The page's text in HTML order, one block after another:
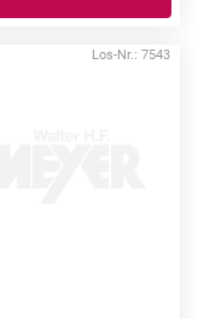
Los-Nr.: 7543